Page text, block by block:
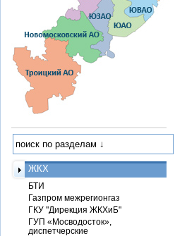
ЖКХ
БТИ
Газпром межрегионгаз
ГКУ "Дирекция ЖКХиБ"
ГУП «Мосводосток»,
диспетчерские